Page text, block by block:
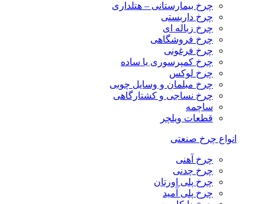
چرخ بیمارستانی – هتلداری
چرخ داربستی
چرخ زباله ای
چرخ فروشگاهی
چرخ فرغونی
چرخ کمپرسوری یا ساده
چرخ لوکس
چرخ مبلمان و وسایل چوبی
چرخ نساجی و کشتارگاهی
ساچمه
قطعات ویلچر
انواع چرخ صنعتی
چرخ آهنی
چرخ چدنی
چرخ پلی اورتان
چرخ پلی آمید